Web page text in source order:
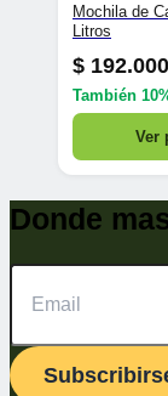
Mochila de
Litros
$ 192.000
También
Ver
Donde